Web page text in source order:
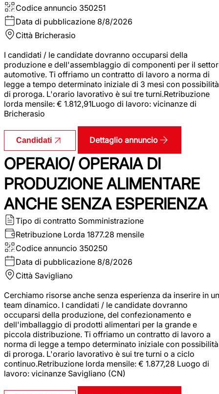
Codice annuncio 350251
Data di pubblicazione 8/8/2026
Città Bricherasio
I candidati / le candidate dovranno occuparsi della
produzione e dell'assemblaggio di componenti per il
automotive. Ti offriamo un contratto di lavoro a norma di
legge a tempo determinato iniziale di 3 mesi con possibilità
di proroga. L'orario lavorativo è sui tre turni.Retribuzione
lorda mensile: € 1.812,91Luogo di lavoro: vicinanze di
Bricherasio
Candidati Dettaglio annuncio
OPERAIO/ OPERAIA DI
PRODUZIONE ALIMENTARE
ANCHE SENZA ESPERIENZA
Tipo di contratto Somministrazione
Retribuzione Lorda 1877.28 mensile
Codice annuncio 350250
Data di pubblicazione 8/8/2026
Città Savigliano
Cerchiamo risorse anche senza esperienza da inserire in un
team dinamico. I candidati / le candidate dovranno
occuparsi della produzione, del confezionamento e
dell'imballaggio di prodotti alimentari per la grande e
piccola distribuzione. Ti offriamo un contratto di lavoro a
norma di legge a tempo determinato iniziale con possibilità
di proroga. L'orario lavorativo è sui tre turni o a ciclo
continuo.Retribuzione lorda mensile: € 1.877,28 Luogo di
lavoro: vicinanze Savigliano (CN)